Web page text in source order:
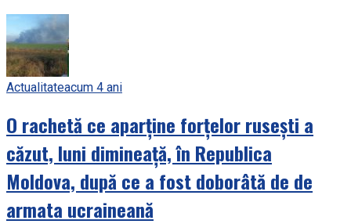
Actualitateacum 4 ani
O rachetă ce aparține forțelor rusești a
căzut, luni dimineață, în Republica
Moldova, după ce a fost doborâtă de de
armata ucraineană